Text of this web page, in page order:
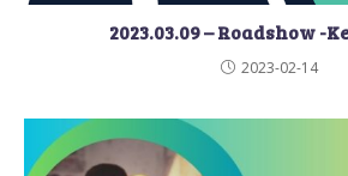
2023.03.09 – Roadshow -
2023-02-14